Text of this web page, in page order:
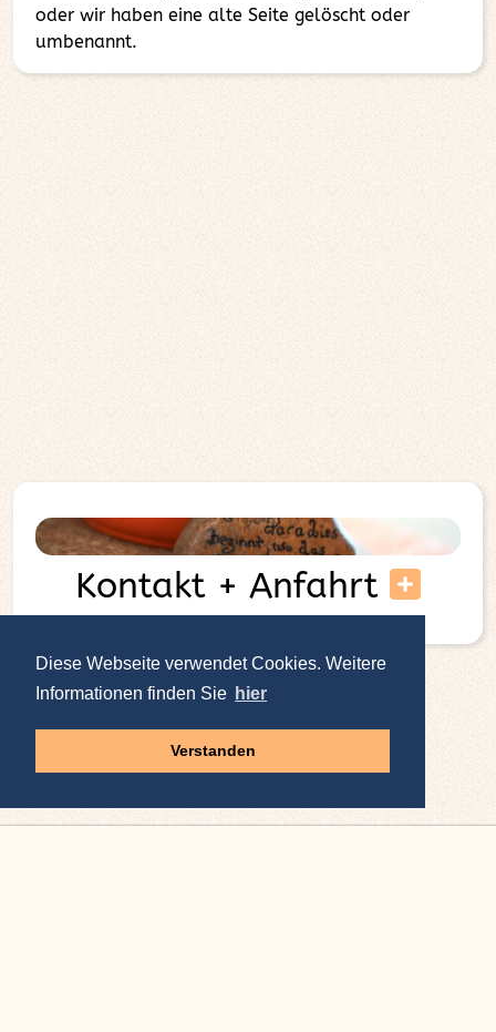
Diese Webseite verwendet Cookies. Weitere
Informationen finden Sie hier
Verstanden
oder wir haben eine alte Seite gelöscht oder
umbenannt.
Kontakt + Anfahrt
Impressum|Datenschutz